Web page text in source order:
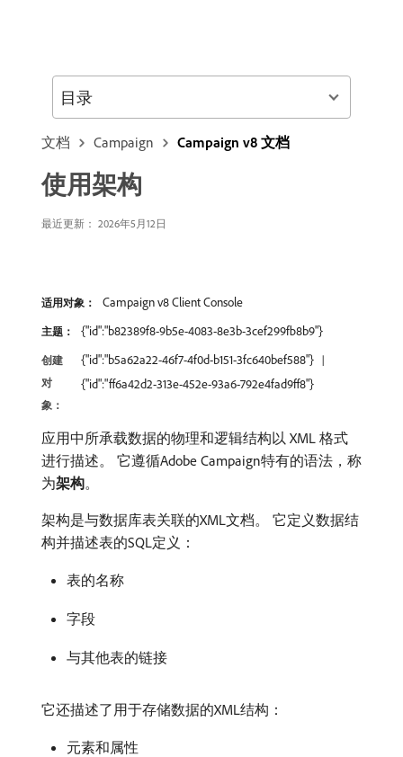
文档 Campaign Campaign v8 文档
使用架构
最近更新： 2026年5月12日
适用对象： Campaign v8 Client Console
主题： {"id":"b82389f8-9b5e-4083-8e3b-3cef299fb8b9"}
创建
对
象：
{"id":"b5a62a22-46f7-4f0d-b151-3fc640bef588"}
{"id":"ff6a42d2-313e-452e-93a6-792e4fad9ff8"}
应用中所承载数据的物理和逻辑结构以 XML 格式
进行描述。 它遵循Adobe Campaign特有的语法，称
为​架构。
架构是与数据库表关联的XML文档。 它定义数据结
构并描述表的SQL定义：
表的名称
字段
与其他表的链接
它还描述了用于存储数据的XML结构：
元素和属性
目录